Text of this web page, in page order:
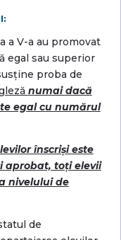
a V-a au promovat
egal sau superior
proba de
numai dacă
egal cu numărul
înscriși este
aprobat, toți elevii
nivelului de
de